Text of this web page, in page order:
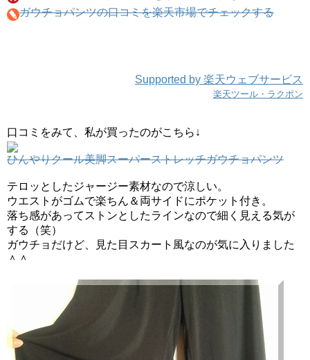
ガウチョパンツの口コミを楽天市場でチェックする
Supported by 楽天ウェブサービス
楽天ツール・ラクポン
口コミをみて、私が買ったのがこちら↓
ひんやりクール美脚スーパーストレッチガウチョパンツ
テロッとしたジャージー素材なので涼しい。
ウエストがゴムで楽ちん＆両サイドにポケット付き。
落ち感があってストンとしたラインなので細く見える気が
する（笑）
ガウチョだけど、見た目スカート風なのが気に入りました
＾＾